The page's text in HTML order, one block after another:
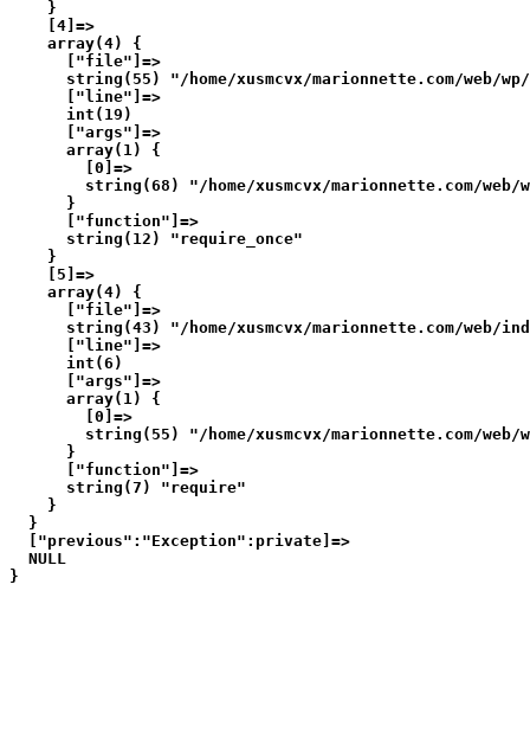
    }
    [4]=>
    array(4) {
      ["file"]=>
string(55) "/home/xusmcvx/marionnette.com/web/
      ["line"]=>
      int(19)
      ["args"]=>
      array(1) {
        [0]=>
string(68) "/home/xusmcvx/marionnette.com/
      }
      ["function"]=>
      string(12) "require_once"
    }
    [5]=>
    array(4) {
      ["file"]=>
string(43) "/home/xusmcvx/marionnette.com/web/
      ["line"]=>
      int(6)
      ["args"]=>
      array(1) {
        [0]=>
string(55) "/home/xusmcvx/marionnette.com/web/
      }
      ["function"]=>
      string(7) "require"
    }
  }
  ["previous":"Exception":private]=>
  NULL